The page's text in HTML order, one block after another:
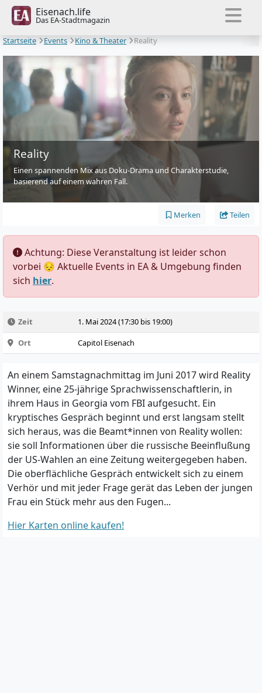
Eisenach.life
Das EA-Stadtmagazin
Startseite
Events Kino & Theater Reality
Reality
Einen spannenden Mix aus Doku-Drama und Charakterstudie,
basierend auf einem wahren Fall.
Merken Teilen
️ Achtung: Diese Veranstaltung ist leider schon
vorbei 😔 Aktuelle Events in EA & Umgebung finden
sich hier.
Zeit
1. Mai 2024 (17:30 bis 19:00)
Ort
Capitol Eisenach
An einem Samstagnachmittag im Juni 2017 wird Reality
Winner, eine 25-jährige Sprachwissenschaftlerin, in
ihrem Haus in Georgia vom FBI aufgesucht. Ein
kryptisches Gespräch beginnt und erst langsam stellt
sich heraus, was die Beamt*innen von Reality wollen:
sie soll Informationen über die russische Beeinflußung
der US-Wahlen an eine Zeitung weitergegeben haben.
Die oberflächliche Gespräch entwickelt sich zu einem
Verhör und mit jeder Frage gerät das Leben der jungen
Frau ein Stück mehr aus den Fugen...
Hier Karten online kaufen!